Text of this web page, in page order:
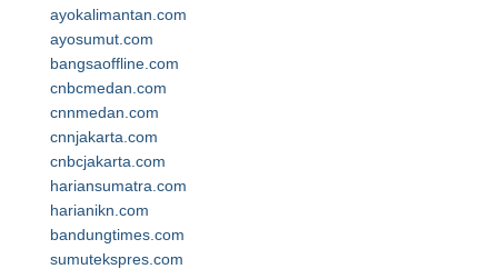
ayokalimantan.com
ayosumut.com
bangsaoffline.com
cnbcmedan.com
cnnmedan.com
cnnjakarta.com
cnbcjakarta.com
hariansumatra.com
harianikn.com
bandungtimes.com
sumutekspres.com